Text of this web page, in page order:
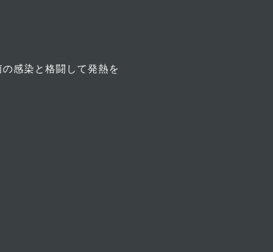
感染と格闘して発熱を